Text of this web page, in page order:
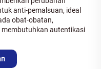
anti-pemalsuan, ideal
obat-obatan,
autentikasi